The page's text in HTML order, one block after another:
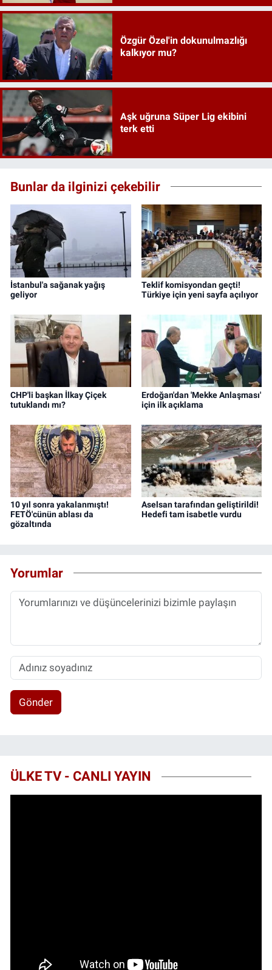
Özgür Özel'in dokunulmazlığı
kalkıyor mu?
Aşk uğruna Süper Lig ekibini
terk etti
Bunlar da ilginizi çekebilir
İstanbul'a sağanak yağış
geliyor
Teklif komisyondan geçti!
Türkiye için yeni sayfa açılıyor
CHP'li başkan İlkay Çiçek
tutuklandı mı?
Erdoğan'dan 'Mekke Anlaşması'
için ilk açıklama
10 yıl sonra yakalanmıştı!
FETÖ'cünün ablası da
gözaltında
Aselsan tarafından geliştirildi!
Hedefi tam isabetle vurdu
Yorumlar
Gönder
ÜLKE TV - CANLI YAYIN